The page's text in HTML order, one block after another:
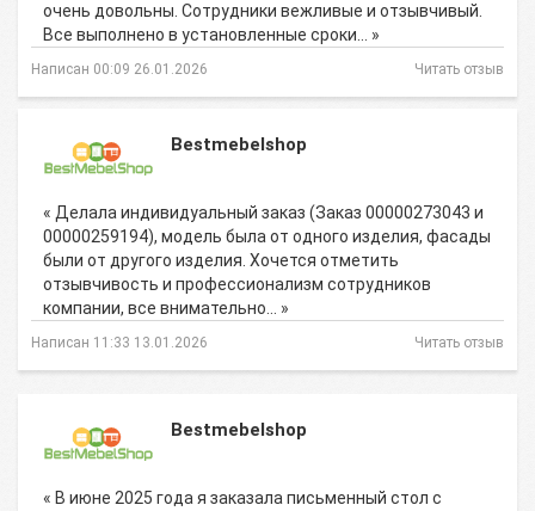
очень довольны. Сотрудники вежливые и отзывчивый.
Все выполнено в установленные сроки… »
Написан 00:09 26.01.2026 Читать отзыв
Bestmebelshop
« Делала индивидуальный заказ (Заказ 00000273043 и
00000259194), модель была от одного изделия, фасады
были от другого изделия. Хочется отметить
отзывчивость и профессионализм сотрудников
компании, все внимательно… »
Написан 11:33 13.01.2026 Читать отзыв
Bestmebelshop
« В июне 2025 года я заказала письменный стол с